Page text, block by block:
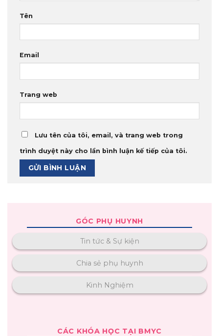
Tên
Email
Trang web
Lưu tên của tôi, email, và trang web trong
trình duyệt này cho lần bình luận kế tiếp của tôi.
GÓC PHỤ HUYNH
Tin tức & Sự kiện
Chia sẻ phụ huynh
Kinh Nghiệm
CÁC KHÓA HỌC TẠI BMYC